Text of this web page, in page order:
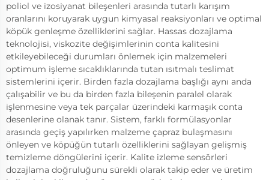
poliol ve izosiyanat bileşenleri arasında tutarlı karışım
oranlarını koruyarak uygun kimyasal reaksiyonları ve optimal
köpük genleşme özelliklerini sağlar. Hassas dozajlama
teknolojisi, viskozite değişimlerinin conta kalitesini
etkileyebileceği durumları önlemek için malzemeleri
optimum işleme sıcaklıklarında tutan ısıtmalı teslimat
sistemlerini içerir. Birden fazla dozajlama başlığı aynı anda
çalışabilir ve bu da birden fazla bileşenin paralel olarak
işlenmesine veya tek parçalar üzerindeki karmaşık conta
desenlerine olanak tanır. Sistem, farklı formülasyonlar
arasında geçiş yapılırken malzeme çapraz bulaşmasını
önleyen ve köpüğün tutarlı özelliklerini sağlayan gelişmiş
temizleme döngülerini içerir. Kalite izleme sensörleri
dozajlama doğruluğunu sürekli olarak takip eder ve üretim